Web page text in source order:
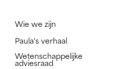
Wie we zijn
Paula's verhaal
Wetenschappelijke
adviesraad